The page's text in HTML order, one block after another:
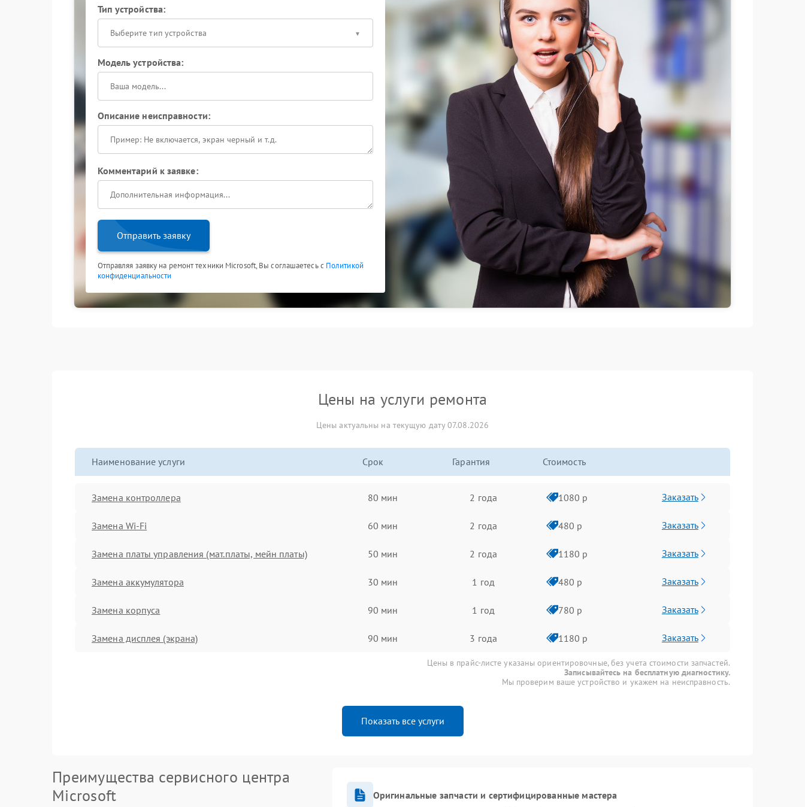
Тип устройства:
Выберите тип устройства
Модель устройства:
Описание неисправности:
Комментарий к заявке:
Отправить заявку
Отправляя заявку на ремонт техники Microsoft, Вы соглашаетесь с Политикой
конфиденциальности
Цены на услуги ремонта
Цены актуальны на текущую дату 07.08.2026
Наименование услуги Срок Гарантия Стоимость
Замена контроллера 80 мин 2 года 1080 р Заказать
Замена Wi-Fi 60 мин 2 года 480 р Заказать
Замена платы управления (мат.платы, мейн платы) 50 мин 2 года 1180 р Заказать
Замена аккумулятора 30 мин 1 год 480 р Заказать
Замена корпуса 90 мин 1 год 780 р Заказать
Замена дисплея (экрана) 90 мин 3 года 1180 р Заказать
Цены в прайс-листе указаны ориентировочные, без учета стоимости запчастей.
Записывайтесь на бесплатную диагностику.
Мы проверим ваше устройство и укажем на неисправность.
Показать все услуги
Преимущества сервисного центра
Microsoft
Оригинальные запчасти и сертифицированные мастера